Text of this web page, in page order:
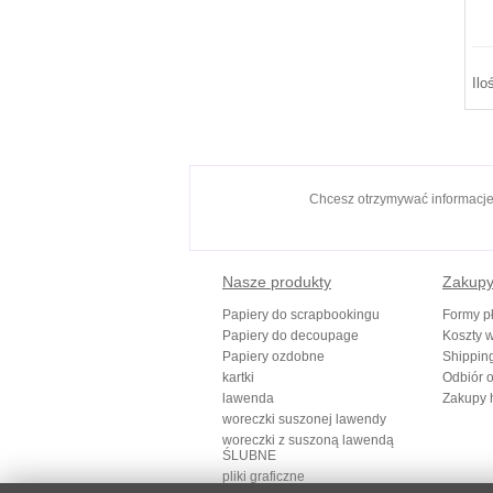
Chcesz otrzymywać
Nasze produkty
Papiery do scrapbookingu
Papiery do decoupage
Papiery ozdobne
kartki
lawenda
woreczki suszonej lawendy
woreczki z suszoną lawendą
ŚLUBNE
pliki graficzne
Zakupy
Formy
Koszty
Odbiór
Zakupy